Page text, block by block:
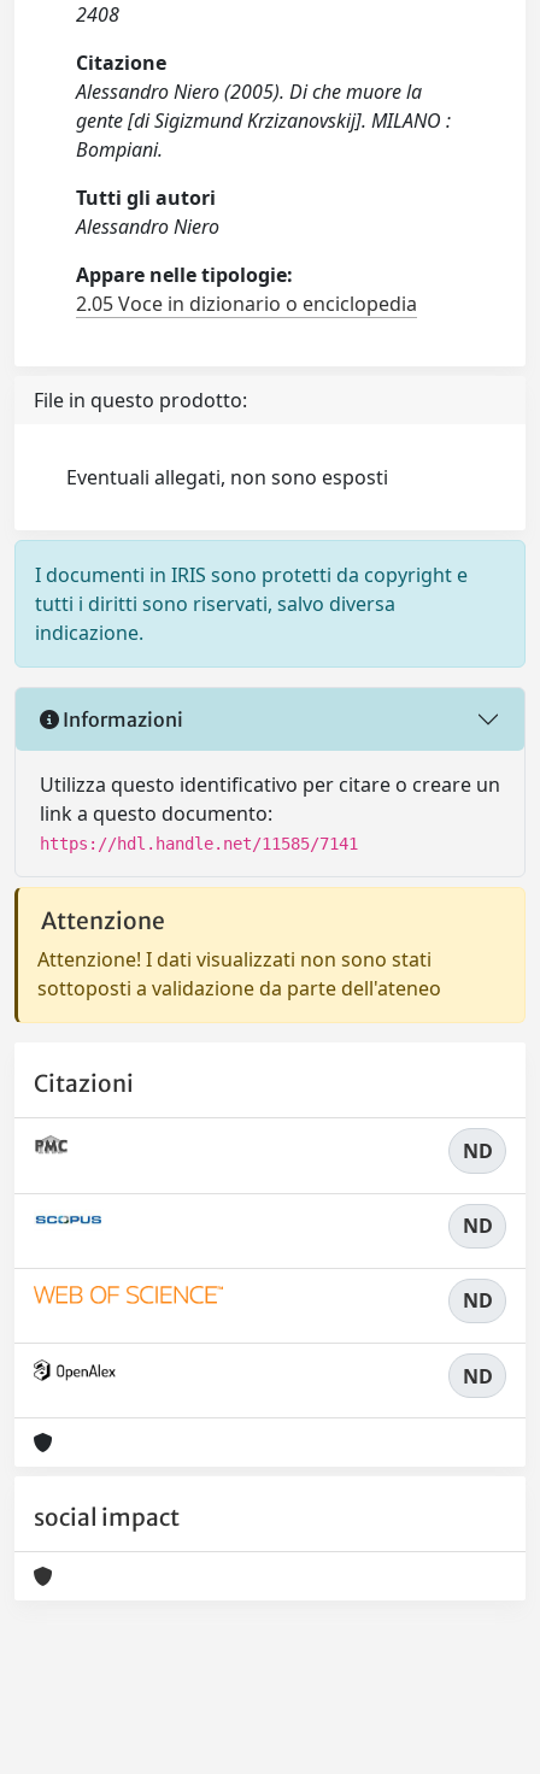
2408
Citazione
Alessandro Niero (2005). Di che muore la
gente [di Sigizmund Krzizanovskij]. MILANO :
Bompiani.
Tutti gli autori
Alessandro Niero
Appare nelle tipologie:
2.05 Voce in dizionario o enciclopedia
File in questo prodotto:
Eventuali allegati, non sono esposti
I documenti in IRIS sono protetti da copyright e
tutti i diritti sono riservati, salvo diversa
indicazione.
Informazioni
Utilizza questo identificativo per citare o creare un
link a questo documento:
https://hdl.handle.net/11585/7141
Attenzione
Attenzione! I dati visualizzati non sono stati
sottoposti a validazione da parte dell'ateneo
Citazioni
ND
ND
ND
ND
social impact